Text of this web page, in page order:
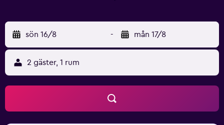
sön 16/8 - mån 17/8
2 gäster, 1 rum